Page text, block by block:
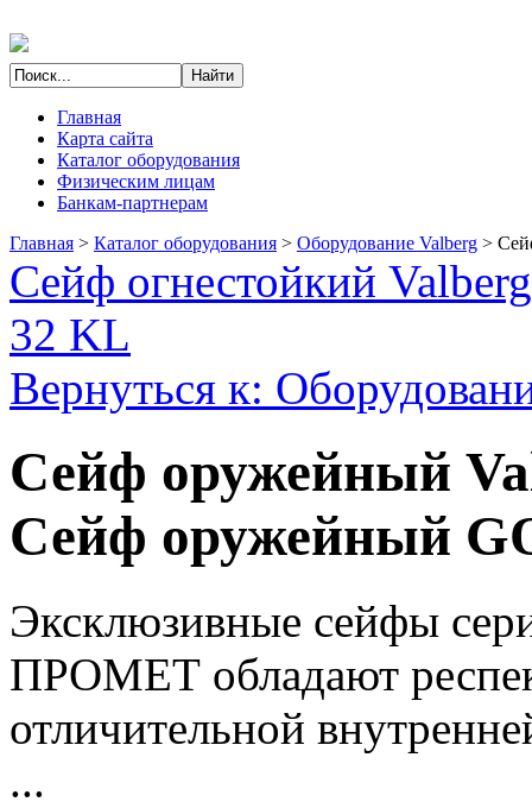
Главная
Карта сайта
Каталог оборудования
Физическим лицам
Банкам-партнерам
Главная > Каталог оборудования > Оборудование Valberg >
Сейф огнестойкий
32 KL
Вернуться к:
Сейф оружейный
Сейф оружейный
Эксклюзивные сейфы
ПРОМЕТ обладают
отличительной
...